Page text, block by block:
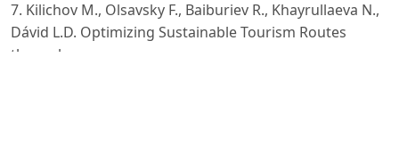
7. Kilichov M., Olsavsky F., Baiburiev R., Khayrullaeva N.,
Dávid L.D. Optimizing Sustainable Tourism Routes
through